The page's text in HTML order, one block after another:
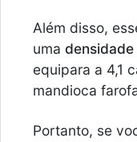
Além disso,
uma
equipara a 4,1
mandioca
Portanto, se